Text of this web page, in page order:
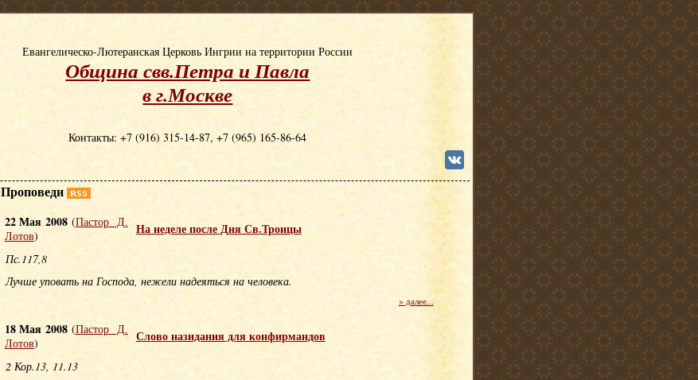
Евангелическо-Лютеранская Церковь Ингрии на территории России
Община свв.Петра и Павла
в г.Москве
Контакты: +7 (916) 315-14-87, +7 (965) 165-86-64
Проповеди
22 Мая 2008(Пастор Д.
Лотов) На неделе после Дня Св.Троицы
Пс.117,8
Лучше уповать на Господа, нежели надеяться на человека.
> далее...
18 Мая 2008(Пастор Д.
Лотов) Слово назидания для конфирмандов
2 Кор.13, 11.13